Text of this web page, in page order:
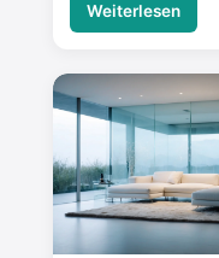
Weiterlesen